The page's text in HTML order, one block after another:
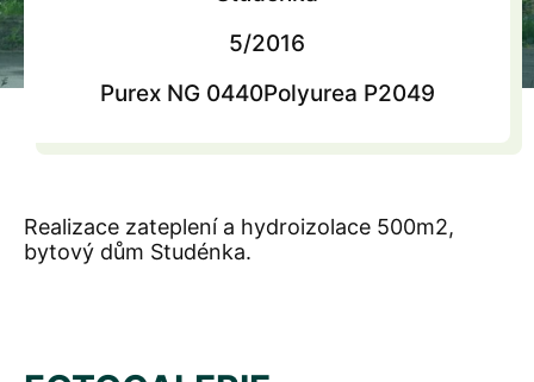
5/2016
Purex NG 0440Polyurea P2049
Realizace zateplení a hydroizolace 500m2,
bytový dům Studénka.